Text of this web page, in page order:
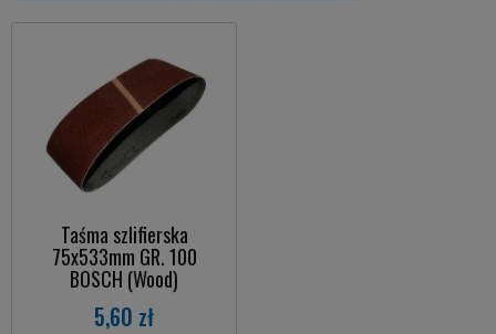
Taśma szlifierska
75x533mm GR. 100
BOSCH (Wood)
5,60 zł